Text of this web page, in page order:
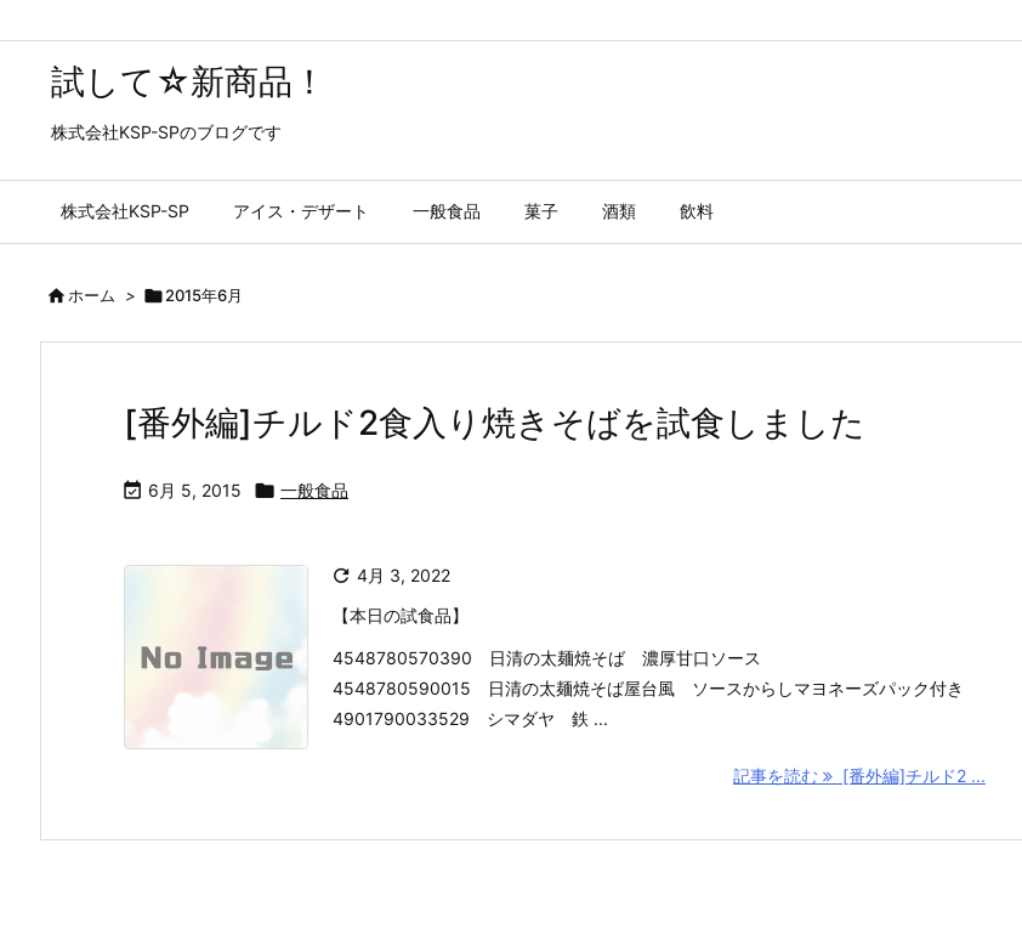
試して☆新商品！
株式会社KSP-SPのブログです
株式会社KSP-SP アイス・デザート 一般食品 菓子 酒類 飲料
ホーム > 2015年6月
[番外編]チルド2食入り焼きそばを試食しました
 6月 5, 2015  一般食品
 4月 3, 2022
【本日の試食品】
4548780570390 日清の太麺焼そば 濃厚甘口ソース
4548780590015 日清の太麺焼そば屋台風 ソースからしマヨネーズパック付き
4901790033529 シマダヤ 鉄 ...
記事を読む [番外編]チルド2 ...